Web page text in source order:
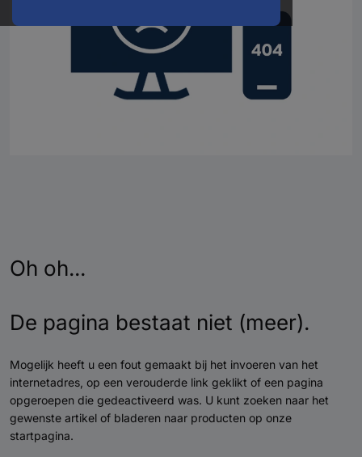
Oh oh...
De pagina bestaat niet (meer).
Mogelijk heeft u een fout gemaakt bij het invoeren van het
internetadres, op een verouderde link geklikt of een pagina
opgeroepen die gedeactiveerd was. U kunt zoeken naar het
gewenste artikel of bladeren naar producten op onze
startpagina.